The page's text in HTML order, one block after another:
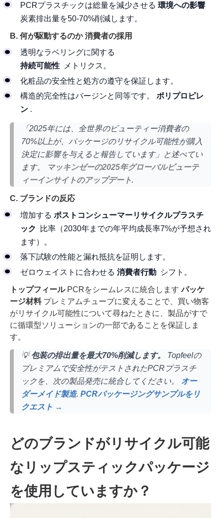
PCRプラスチックは総量を減少させる 環境への影響
炭素排出量を50-70%削減します。
B. 何が駆動するのか消費者の採用
透明なラベリングに関する
持続可能性 メトリクス。
化粧品の安全性と処方の遵守を保証します。
構造的完全性はバージンと同等です。 ポリプロピレ
ン .
「2025年には、全世界のビューティー消費者の
70%以上が、パッケージのリサイクル可能性が購入
決定に影響を与えると報告しています」と述べてい
ます。
マッキンゼーの2025年グローバルビューテ
ィーインサイトのアップデート.
C. ブランドの反応
増加する ポストコンシューマーリサイクルプラスチ
ック
比率（2030年までの年平均成長率7%が予想され
ます）。
落下試験の性能と漏れ抵抗を証明します。
ゼロウェイストに合わせる 消費者行動 シフト。
トップフィールPCRをシームレスに統合しますパッケ
ージ材料プレミアムチューブに変えることで、買い物客
がリサイクル可能性について尋ねたときに、製品がすで
に循環型ソリューションの一部であることを保証しま
す。
💡包装の排出量を最大70%削減します。
Topfeelの
プレミアムで安全性がテストされたPCRプラスチ
ックを、次の製品発売に統合してください。 オー
ダーメイド製造. PCRパッケージングサンプルをリ
クエスト →
どのブランドがリサイクル可能
なリップスティックパッケージ
を使用していますか？